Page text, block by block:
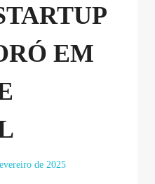
EM
de 2025